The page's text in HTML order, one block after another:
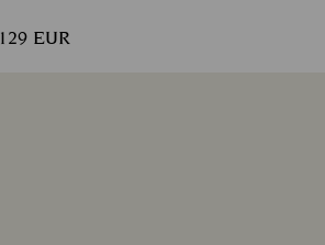
129 EUR